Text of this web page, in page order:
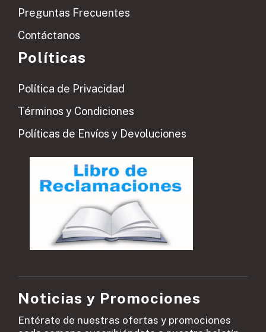
Preguntas Frecuentes
Contáctanos
Políticas
Política de Privacidad
Términos y Condiciones
Políticas de Envíos y Devoluciones
Noticias y Promociones
Entérate de nuestras ofertas y promociones